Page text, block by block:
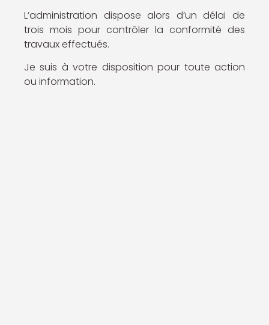
L’administration dispose alors d’un délai de
trois mois pour contrôler la conformité des
travaux effectués.
Je suis à votre disposition pour toute action
ou information.